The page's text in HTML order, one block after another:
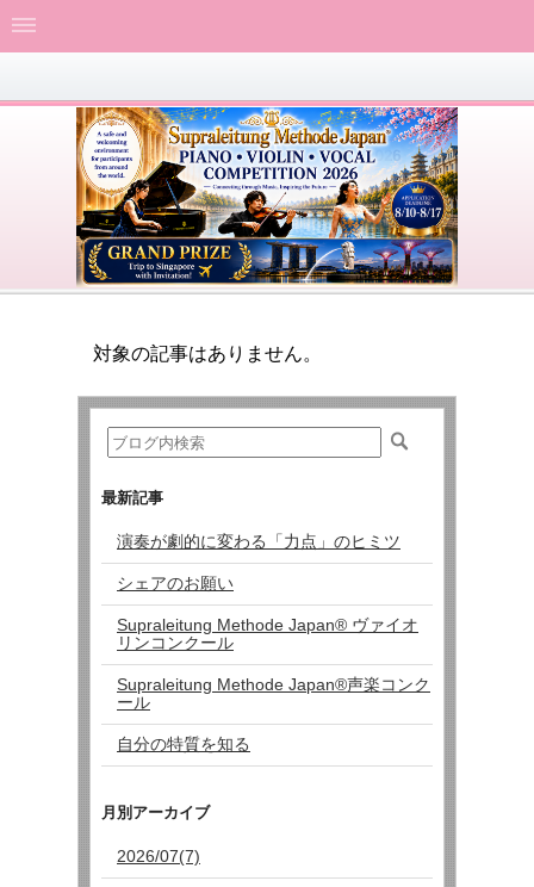
対象の記事はありません。
最新記事
演奏が劇的に変わる「力点」のヒミツ
シェアのお願い
Supraleitung Methode Japan®︎ ヴァイオ
リンコンクール
Supraleitung Methode Japan®︎声楽コンク
ール
自分の特質を知る
月別アーカイブ
2026/07(7)